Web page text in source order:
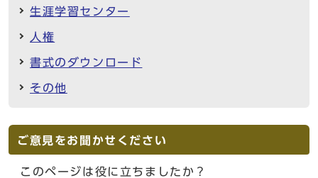
生涯学習センター
人権
書式のダウンロード
その他
ご意見をお聞かせください
このページは役に立ちましたか？